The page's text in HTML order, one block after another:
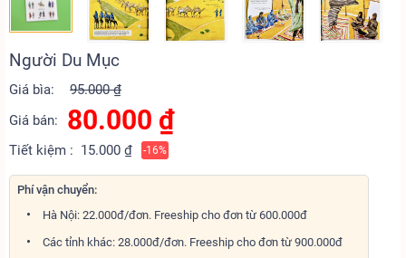
Người Du Mục
Giá bìa:
95.000 ₫
Giá bán:
80.000 ₫
Tiết kiệm : 15.000 ₫ -16%
Phí vận chuyển:
Hà Nội: 22.000đ/đơn. Freeship cho đơn từ 600.000đ
Các tỉnh khác: 28.000đ/đơn. Freeship cho đơn từ 900.000đ